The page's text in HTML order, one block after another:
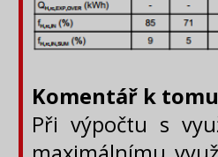
Komentář k
Při výpočtu s